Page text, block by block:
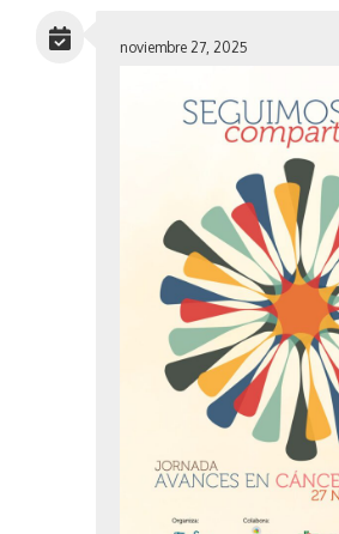
noviembre 27, 2025